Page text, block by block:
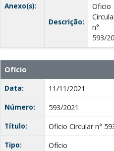
Anexo(s):
Descrição:
Oficio
n°
593/
Ofício
Data:
11/11/2021
Número:
593/2021
Título:
Oficio Circular n°
Tipo:
Ofício